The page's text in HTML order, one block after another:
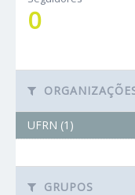
0
UFRN (1)
GRUPOS